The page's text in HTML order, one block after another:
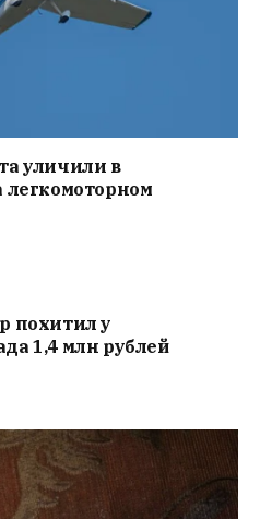
уличили в
легкомоторном
похитил у
1,4 млн рублей